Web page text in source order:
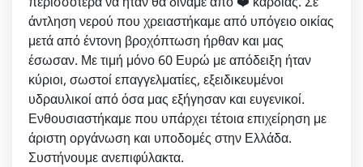
άντληση νερού που χρειαστήκαμε από υπόγειο οικίας
μετά από έντονη βροχόπτωση ήρθαν και μας
έσωσαν. Με τιμή μόνο 60 Ευρώ με απόδειξη ήταν
κύριοι, σωστοί επαγγελματίες, εξειδικευμένοι
υδραυλικοί από όσα μας εξήγησαν και ευγενικοί.
Ενθουσιαστήκαμε που υπάρχει τέτοια επιχείρηση με
άριστη οργάνωση και υποδομές στην Ελλάδα.
Συστήνουμε ανεπιφύλακτα.